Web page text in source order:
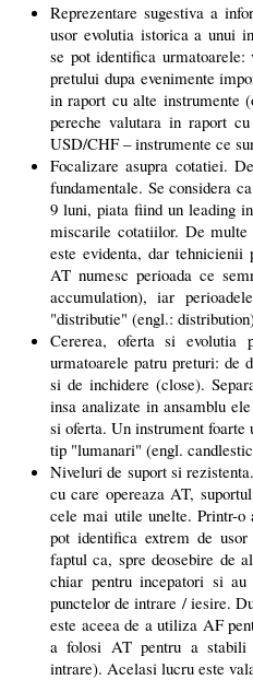
Reprezentare sugestiva a
usor evolutia istorica a unui
se pot identifica
pretului dupa evenimente
in raport cu alte instrumente
pereche valutara in raport
USD/CHF – instrumente ce
Focalizare asupra cotatiei.
fundamentale. Se considera
9 luni, piata fiind un leading
miscarile cotatiilor. De multe
este evidenta, dar
AT numesc perioada ce
accumulation), iar
"distributie" (engl.:
Cererea, oferta si evolutia
urmatoarele patru preturi: de
si de inchidere (close).
insa analizate in ansamblu
si oferta. Un instrument foarte
tip "lumanari" (engl.
Niveluri de suport si
cu care opereaza AT,
cele mai utile unelte. Printr-o
pot identifica extrem de
faptul ca, spre deosebire de
chiar pentru incepatori si
punctelor de intrare / iesire.
este aceea de a utiliza AF
a folosi AT pentru a stabili
intrare). Acelasi lucru este